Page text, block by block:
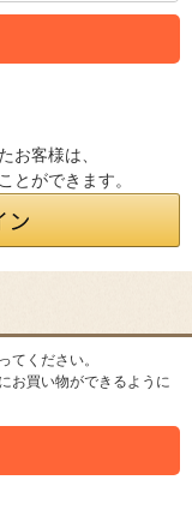
お客様は、
とができます。
てください。
お買い物ができるように